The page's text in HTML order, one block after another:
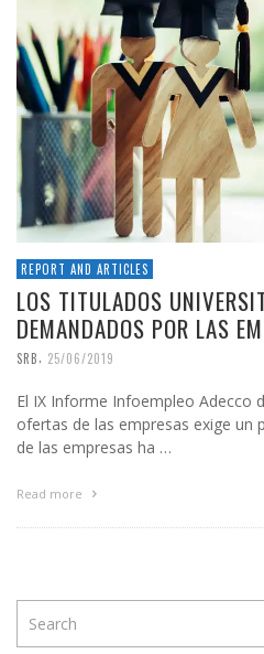
REPORT AND ARTICLES
LOS TITULADOS
DEMANDADOS POR LAS
SRB, 25/06/2019
El IX Informe Infoempleo Adecco
ofertas de las empresas exige un
de las empresas ha …
Read more